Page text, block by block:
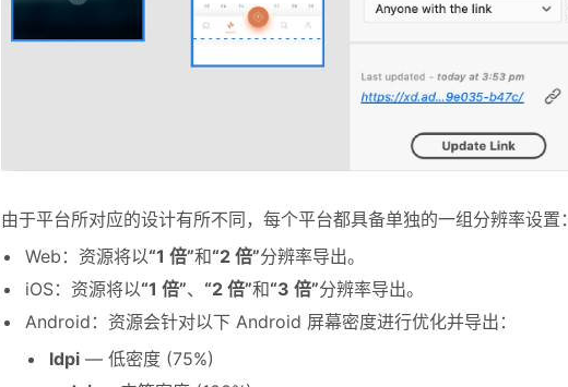
由于平台所对应的设计有所不同，每个平台都具备单独的一组分辨率设置：
Web：资源将以“1 倍”和“2 倍”分辨率导出。
iOS：资源将以“1 倍”、 “2 倍”和“3 倍”分辨率导出。
Android：资源会针对以下 Android 屏幕密度进行优化并导出：
ldpi — 低密度 (75%)